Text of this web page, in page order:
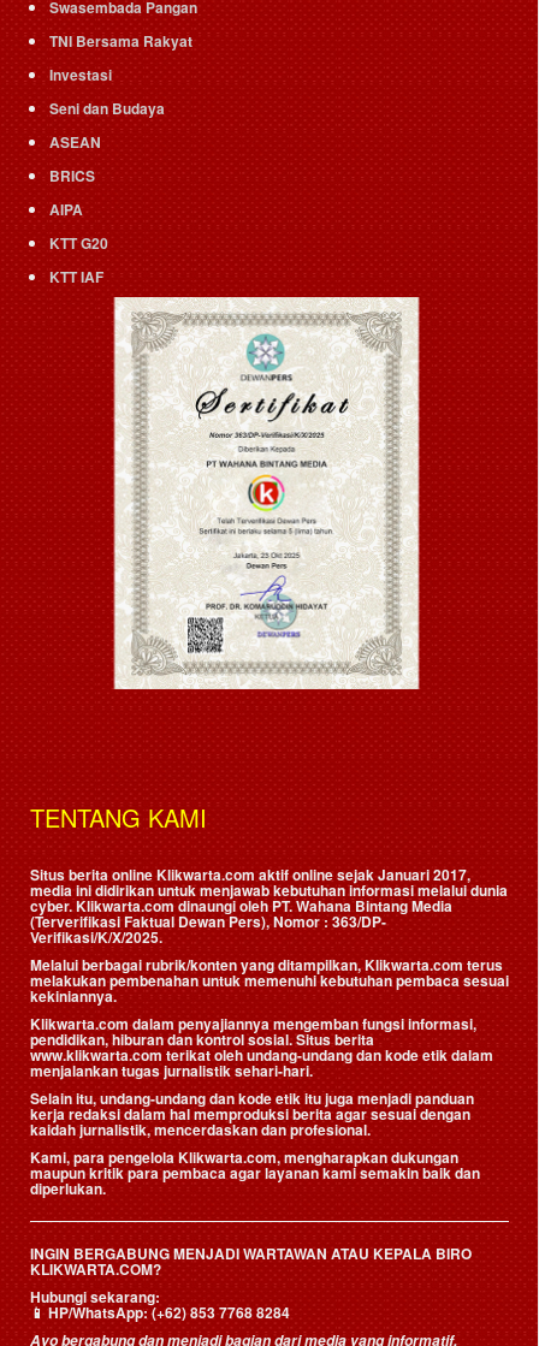
Swasembada Pangan
TNI Bersama Rakyat
Investasi
Seni dan Budaya
ASEAN
BRICS
AIPA
KTT G20
KTT IAF
TENTANG KAMI
Situs berita online Klikwarta.com aktif online sejak Januari 2017,
media ini didirikan untuk menjawab kebutuhan informasi melalui dunia
cyber. Klikwarta.com dinaungi oleh PT. Wahana Bintang Media
(Terverifikasi Faktual Dewan Pers), Nomor : 363/DP-
Verifikasi/K/X/2025.
Melalui berbagai rubrik/konten yang ditampilkan, Klikwarta.com terus
melakukan pembenahan untuk memenuhi kebutuhan pembaca sesuai
kekiniannya.
Klikwarta.com dalam penyajiannya mengemban fungsi informasi,
pendidikan, hiburan dan kontrol sosial. Situs berita
www.klikwarta.com terikat oleh undang-undang dan kode etik dalam
menjalankan tugas jurnalistik sehari-hari.
Selain itu, undang-undang dan kode etik itu juga menjadi panduan
kerja redaksi dalam hal memproduksi berita agar sesuai dengan
kaidah jurnalistik, mencerdaskan dan profesional.
Kami, para pengelola Klikwarta.com, mengharapkan dukungan
maupun kritik para pembaca agar layanan kami semakin baik dan
diperlukan.
INGIN BERGABUNG MENJADI WARTAWAN ATAU KEPALA BIRO
KLIKWARTA.COM?
Hubungi sekarang:
📱HP/WhatsApp:(+62) 853 7768 8284
Ayo bergabung dan menjadi bagian dari media yang informatif,